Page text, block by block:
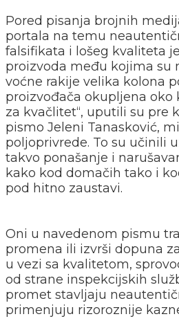
Pored pisanja brojnih
portala na temu
falsifikata i lošeg kvaliteta
proizvoda među kojima su
voćne rakije velika kolona
proizvođača okupljena oko
za kvačlitet“, uputili su pre
pismo Jeleni Tanasković,
poljoprivrede. To su učinili
takvo ponašanje i
kako kod domačih tako i
pod hitno zaustavi.
Oni u navedenom pismu
promena ili izvrši dopuna
u vezi sa kvalitetom,
od strane inspekcijskih
promet stavljaju
primenjuju rizoroznije